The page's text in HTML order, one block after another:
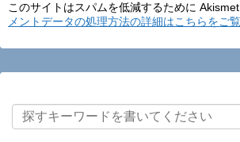
このサイトはスパムを低減するために Akismet
メントデータの処理方法の詳細はこちらをご